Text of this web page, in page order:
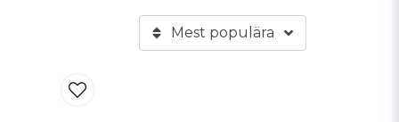
Mest populära